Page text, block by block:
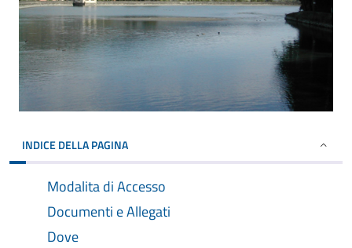
INDICE DELLA PAGINA
Modalita di Accesso
Documenti e Allegati
Dove